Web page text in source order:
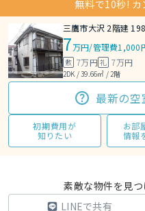
無料で10秒!
三鷹市大沢 2階建
7万円/管理費1,000
敷 7万円礼 7万円
2DK / 39.66㎡ / 2階
最新の
初期費用が
知りたい
お部
情報
素敵な物件を見
LINEで共有